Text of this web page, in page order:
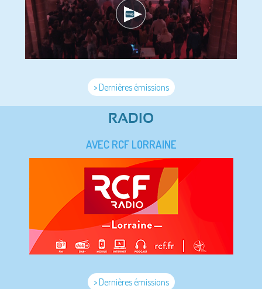
> Dernières émissions
RADIO
AVEC RCF LORRAINE
> Dernières émissions